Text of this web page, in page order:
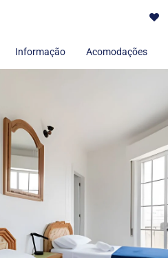
Informação Acomodações